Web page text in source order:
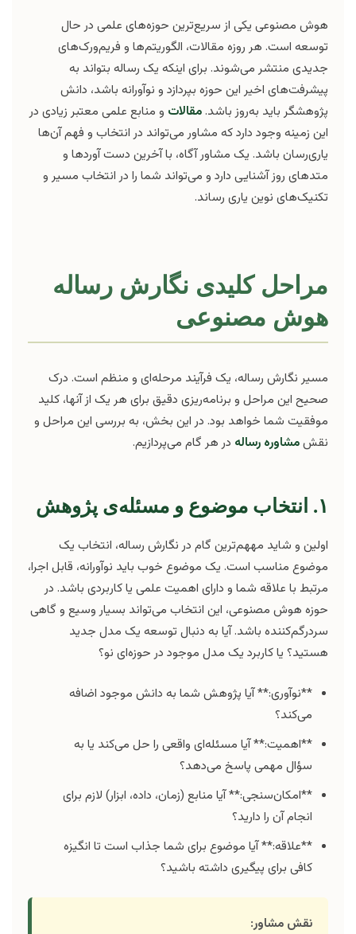
هوش مصنوعی یکی از سریع‌ترین حوزه‌های علمی در حال
توسعه است. هر روزه مقالات، الگوریتم‌ها و فریم‌ورک‌های
جدیدی منتشر می‌شوند. برای اینکه یک رساله بتواند به
پیشرفت‌های اخیر این حوزه بپردازد و نوآورانه باشد، دانش
پژوهشگر باید به‌روز باشد.مقالات و منابع علمی معتبر زیادی در
این زمینه وجود دارد که مشاور می‌تواند در انتخاب و فهم آن‌ها
یاری‌رسان باشد. یک مشاور آگاه، با آخرین دست آوردها و
متدهای روز آشنایی دارد و می‌تواند شما را در انتخاب مسیر و
تکنیک‌های نوین یاری رساند.
مراحل کلیدی نگارش رساله
هوش مصنوعی
مسیر نگارش رساله، یک فرآیند مرحله‌ای و منظم است. درک
صحیح این مراحل و برنامه‌ریزی دقیق برای هر یک از آنها، کلید
موفقیت شما خواهد بود. در این بخش، به بررسی این مراحل و
نقشمشاوره رساله در هر گام می‌پردازیم.
۱. انتخاب موضوع و مسئله‌ی پژوهش
اولین و شاید مههم‌ترین گام در نگارش رساله، انتخاب یک
موضوع مناسب است. یک موضوع خوب باید نوآورانه، قابل اجرا،
مرتبط با علاقه شما و دارای اهمیت علمی یا کاربردی باشد. در
حوزه هوش مصنوعی، این انتخاب می‌تواند بسیار وسیع و گاهی
سردرگم‌کننده باشد. آیا به دنبال توسعه یک مدل جدید
هستید؟ یا کاربرد یک مدل موجود در حوزه‌ای نو؟
**نوآوری:** آیا پژوهش شما به دانش موجود اضافه
می‌کند؟
**اهمیت:** آیا مسئله‌ای واقعی را حل می‌کند یا به
سؤال مهمی پاسخ می‌دهد؟
**امکان‌سنجی:** آیا منابع (زمان، داده، ابزار) لازم برای
انجام آن را دارید؟
**علاقه:** آیا موضوع برای شما جذاب است تا انگیزه
کافی برای پیگیری داشته باشید؟
نقش مشاور: